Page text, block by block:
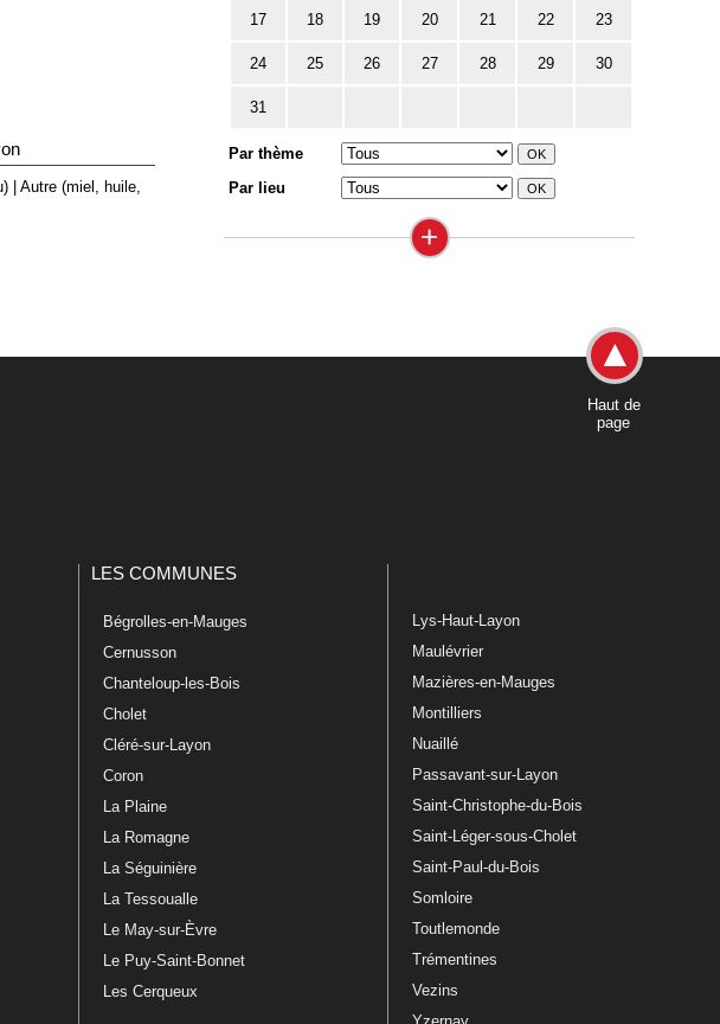
| Autre (miel, huile,
17 18 19 20 21 22 23
24 25 26 27 28 29 30
31
Par thème
Par lieu
+
Haut de
page
LES COMMUNES
Bégrolles-en-Mauges
Cernusson
Chanteloup-les-Bois
Cholet
Cléré-sur-Layon
Coron
La Plaine
La Romagne
La Séguinière
La Tessoualle
Le May-sur-Èvre
Le Puy-Saint-Bonnet
Les Cerqueux
Lys-Haut-Layon
Maulévrier
Mazières-en-Mauges
Montilliers
Nuaillé
Passavant-sur-Layon
Saint-Christophe-du-Bois
Saint-Léger-sous-Cholet
Saint-Paul-du-Bois
Somloire
Toutlemonde
Trémentines
Vezins